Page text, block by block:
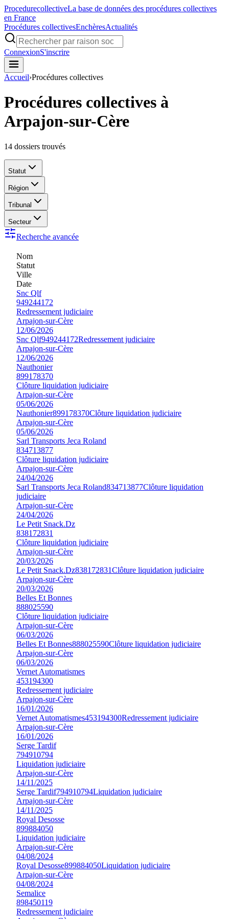
ProcedurecollectiveLa base de données des procédures collectives
en France
Procédures collectivesEnchèresActualités
ConnexionS'inscrire
Accueil›Procédures collectives
Procédures collectives à
Arpajon-sur-Cère
14 dossiers trouvés
Statut
Région
Tribunal
Secteur
Recherche avancée
Nom
Statut
Ville
Date
Snc Qlf
949244172
Redressement judiciaire
Arpajon-sur-Cère
12/06/2026
Snc Qlf949244172Redressement judiciaire
Arpajon-sur-Cère
12/06/2026
Nauthonier
899178370
Clôture liquidation judiciaire
Arpajon-sur-Cère
05/06/2026
Nauthonier899178370Clôture liquidation judiciaire
Arpajon-sur-Cère
05/06/2026
Sarl Transports Jeca Roland
834713877
Clôture liquidation judiciaire
Arpajon-sur-Cère
24/04/2026
Sarl Transports Jeca Roland834713877Clôture liquidation
judiciaire
Arpajon-sur-Cère
24/04/2026
Le Petit Snack.Dz
838172831
Clôture liquidation judiciaire
Arpajon-sur-Cère
20/03/2026
Le Petit Snack.Dz838172831Clôture liquidation judiciaire
Arpajon-sur-Cère
20/03/2026
Belles Et Bonnes
888025590
Clôture liquidation judiciaire
Arpajon-sur-Cère
06/03/2026
Belles Et Bonnes888025590Clôture liquidation judiciaire
Arpajon-sur-Cère
06/03/2026
Vernet Automatismes
453194300
Redressement judiciaire
Arpajon-sur-Cère
16/01/2026
Vernet Automatismes453194300Redressement judiciaire
Arpajon-sur-Cère
16/01/2026
Serge Tardif
794910794
Liquidation judiciaire
Arpajon-sur-Cère
14/11/2025
Serge Tardif794910794Liquidation judiciaire
Arpajon-sur-Cère
14/11/2025
Royal Desosse
899884050
Liquidation judiciaire
Arpajon-sur-Cère
04/08/2024
Royal Desosse899884050Liquidation judiciaire
Arpajon-sur-Cère
04/08/2024
Semalice
898450119
Redressement judiciaire